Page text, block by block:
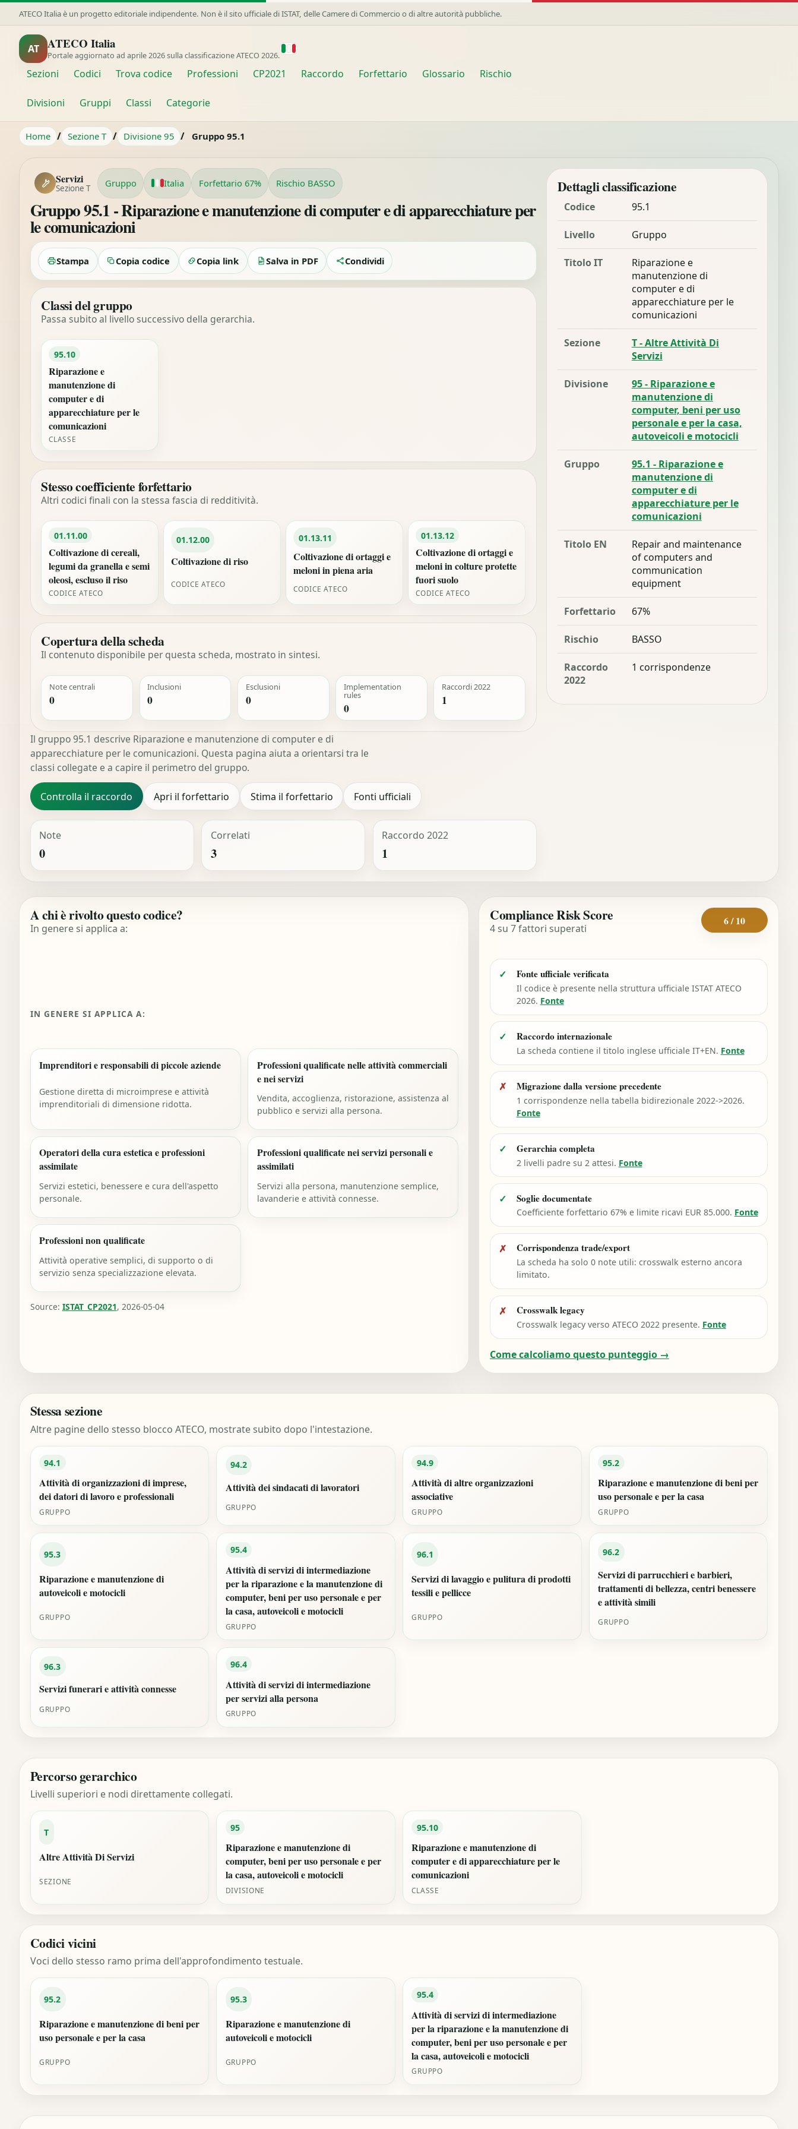
ATECO Italia è un progetto editoriale indipendente. Non è il sito ufficiale di ISTAT, delle Camere di Commercio o di altre autorità pubbliche.
AT ATECO Italia
Portale aggiornato ad aprile 2026 sulla classificazione ATECO 2026.
Sezioni Codici Trova codice Professioni CP2021 Raccordo Forfettario Glossario Rischio
Divisioni Gruppi Classi Categorie
Home / Sezione T / Divisione 95 / Gruppo 95.1
Servizi
Sezione T Gruppo Italia Forfettario 67% Rischio BASSO
Gruppo 95.1 - Riparazione e manutenzione di computer e di apparecchiature per
le comunicazioni
Stampa Copia codice Copia link Salva in PDF Condividi
Classi del gruppo
Passa subito al livello successivo della gerarchia.
95.10
Riparazione e
manutenzione di
computer e di
apparecchiature per le
comunicazioni
CLASSE
Stesso coefficiente forfettario
Altri codici finali con la stessa fascia di redditività.
01.11.00
Coltivazione di cereali,
legumi da granella e semi
oleosi, escluso il riso
CODICE ATECO
01.12.00
Coltivazione di riso
CODICE ATECO
01.13.11
Coltivazione di ortaggi e
meloni in piena aria
CODICE ATECO
01.13.12
Coltivazione di ortaggi e
meloni in colture protette
fuori suolo
CODICE ATECO
Copertura della scheda
Il contenuto disponibile per questa scheda, mostrato in sintesi.
Note centrali
0
Inclusioni
0
Esclusioni
0
Implementation
rules
0
Raccordi 2022
1
Il gruppo 95.1 descrive Riparazione e manutenzione di computer e di
apparecchiature per le comunicazioni. Questa pagina aiuta a orientarsi tra le
classi collegate e a capire il perimetro del gruppo.
Controlla il raccordo Apri il forfettario Stima il forfettario Fonti ufficiali
Note
0
Correlati
3
Raccordo 2022
1
Dettagli classificazione
Codice 95.1
Livello Gruppo
Titolo IT
Riparazione e
manutenzione di
computer e di
apparecchiature per le
comunicazioni
Sezione
T - Altre Attività Di
Servizi
Divisione
95 - Riparazione e
manutenzione di
computer, beni per uso
personale e per la casa,
autoveicoli e motocicli
Gruppo
95.1 - Riparazione e
manutenzione di
computer e di
apparecchiature per le
comunicazioni
Titolo EN
Repair and maintenance
of computers and
communication
equipment
Forfettario 67%
Rischio BASSO
Raccordo
2022
1 corrispondenze
A chi è rivolto questo codice?
In genere si applica a:
IN GENERE SI APPLICA A:
Imprenditori e responsabili di piccole aziende
Gestione diretta di microimprese e attività
imprenditoriali di dimensione ridotta.
Professioni qualificate nelle attività commerciali
e nei servizi
Vendita, accoglienza, ristorazione, assistenza al
pubblico e servizi alla persona.
Operatori della cura estetica e professioni
assimilate
Servizi estetici, benessere e cura dell'aspetto
personale.
Professioni qualificate nei servizi personali e
assimilati
Servizi alla persona, manutenzione semplice,
lavanderie e attività connesse.
Professioni non qualificate
Attività operative semplici, di supporto o di
servizio senza specializzazione elevata.
Source: ISTAT_CP2021, 2026-05-04
Compliance Risk Score
4 su 7 fattori superati
6 / 10
✓ Fonte ufficiale verificata
Il codice è presente nella struttura ufficiale ISTAT ATECO
2026. Fonte
✓ Raccordo internazionale
La scheda contiene il titolo inglese ufficiale IT+EN. Fonte
✗ Migrazione dalla versione precedente
1 corrispondenze nella tabella bidirezionale 2022->2026.
Fonte
✓ Gerarchia completa
2 livelli padre su 2 attesi. Fonte
✓ Soglie documentate
Coefficiente forfettario 67% e limite ricavi EUR 85.000. Fonte
✗ Corrispondenza trade/export
La scheda ha solo 0 note utili: crosswalk esterno ancora
limitato.
✗ Crosswalk legacy
Crosswalk legacy verso ATECO 2022 presente. Fonte
Come calcoliamo questo punteggio →
Stessa sezione
Altre pagine dello stesso blocco ATECO, mostrate subito dopo l'intestazione.
94.1
Attività di organizzazioni di imprese,
dei datori di lavoro e professionali
GRUPPO
94.2
Attività dei sindacati di lavoratori
GRUPPO
94.9
Attività di altre organizzazioni
associative
GRUPPO
95.2
Riparazione e manutenzione di beni per
uso personale e per la casa
GRUPPO
95.3
Riparazione e manutenzione di
autoveicoli e motocicli
GRUPPO
95.4
Attività di servizi di intermediazione
per la riparazione e la manutenzione di
computer, beni per uso personale e per
la casa, autoveicoli e motocicli
GRUPPO
96.1
Servizi di lavaggio e pulitura di prodotti
tessili e pellicce
GRUPPO
96.2
Servizi di parrucchieri e barbieri,
trattamenti di bellezza, centri benessere
e attività simili
GRUPPO
96.3
Servizi funerari e attività connesse
GRUPPO
96.4
Attività di servizi di intermediazione
per servizi alla persona
GRUPPO
Percorso gerarchico
Livelli superiori e nodi direttamente collegati.
T
Altre Attività Di Servizi
SEZIONE
95
Riparazione e manutenzione di
computer, beni per uso personale e per
la casa, autoveicoli e motocicli
DIVISIONE
95.10
Riparazione e manutenzione di
computer e di apparecchiature per le
comunicazioni
CLASSE
Codici vicini
Voci dello stesso ramo prima dell'approfondimento testuale.
95.2
Riparazione e manutenzione di beni per
uso personale e per la casa
GRUPPO
95.3
Riparazione e manutenzione di
autoveicoli e motocicli
GRUPPO
95.4
Attività di servizi di intermediazione
per la riparazione e la manutenzione di
computer, beni per uso personale e per
la casa, autoveicoli e motocicli
GRUPPO